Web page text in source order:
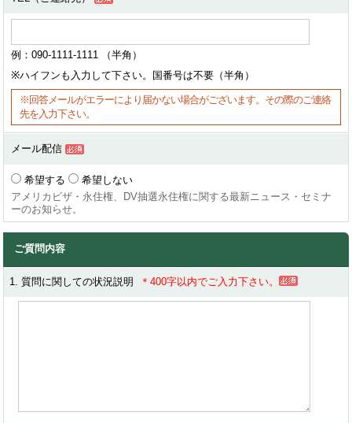
例：090-1111-1111 （半角）
※ハイフンも入力して下さい。国番号は不要（半角）
※回答メールがエラーにより届かない場合がございます。その際のご連絡
先を入力下さい。
メール配信
希望する
希望しない
アメリカビザ・永住権、DV抽選永住権に関する最新ニュース・セミナ
ーのお知らせ。
ご質問内容
1. 質問に関しての状況説明 ＊400字以内でご入力下さい。